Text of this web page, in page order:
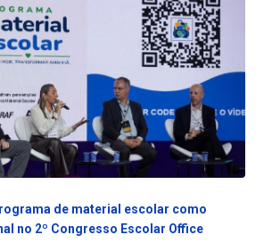
de material escolar como
no 2º Congresso Escolar Office